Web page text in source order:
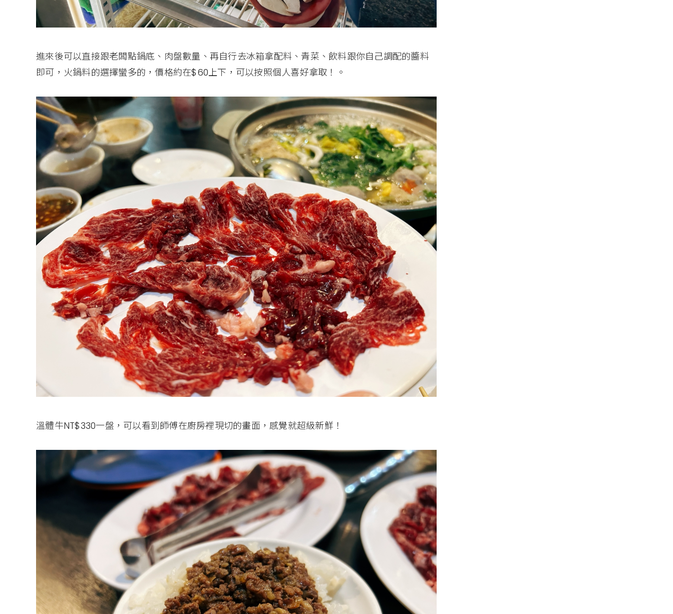
進來後可以直接跟老闆點鍋底、肉盤數量、再自行去冰箱拿配料、青菜、飲料跟你自己調配的醬料
即可，火鍋料的選擇蠻多的，價格約在$60上下，可以按照個人喜好拿取！。
溫體牛NT$330一盤，可以看到師傅在廚房裡現切的畫面，感覺就超級新鮮！